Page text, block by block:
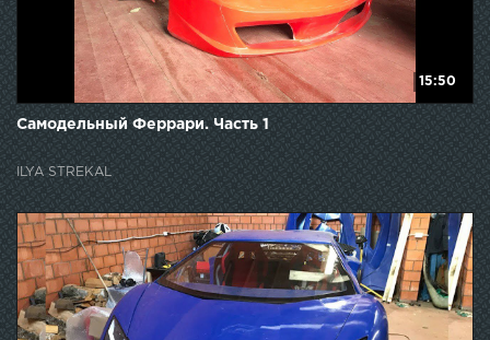
15:50
Самодельный Феррари. Часть 1
ILYA STREKAL